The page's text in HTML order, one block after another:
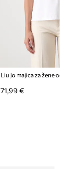
Liu Jo majica za žene od
71,99 €